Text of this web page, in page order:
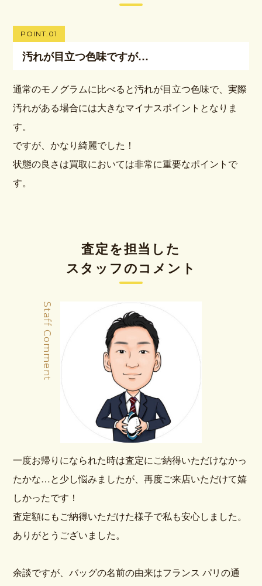
POINT.01
汚れが目立つ色味ですが…
通常のモノグラムに比べると汚れが目立つ色味で、実際
汚れがある場合には大きなマイナスポイントとなりま
す。
ですが、かなり綺麗でした！
状態の良さは買取においては非常に重要なポイントで
す。
査定を担当した
スタッフのコメント
Staff Comment
一度お帰りになられた時は査定にご納得いただけなかっ
たかな…と少し悩みましたが、再度ご来店いただけて嬉
しかったです！
査定額にもご納得いただけた様子で私も安心しました。
ありがとうございました。
余談ですが、バッグの名前の由来はフランス パリの通